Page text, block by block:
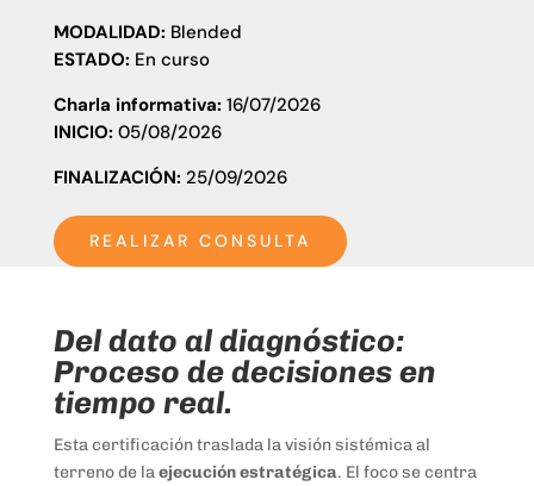
MODALIDAD: Blended
ESTADO: En curso
Charla informativa: 16/07/2026
INICIO: 05/08/2026
FINALIZACIÓN: 25/09/2026
REALIZAR CONSULTA
Del dato al diagnóstico:
Proceso de decisiones en
tiempo real.
Esta certificación traslada la visión sistémica al
terreno de laejecuciónestratégica. El foco se centra